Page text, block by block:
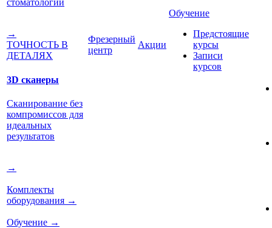
стоматологии
→
ТОЧНОСТЬ В
ДЕТАЛЯХ
3D сканеры
Сканирование без
компромиссов для
идеальных
результатов
→
Комплекты
оборудования →
Обучение →
Фрезерный
центр
Акции
Обучение
Предстоящие
курсы
Записи
курсов